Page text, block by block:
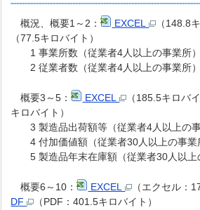
概況、概要1～2： EXCEL （148.8
（77.5キロバイト）
1 事業所数（従業者4人以上の事業所）
2 従業者数（従業者4人以上の事業所）
概要3～5： EXCEL （185.5キロバ
キロバイト）
3 製造品出荷額等（従業者4人以上の事
4 付加価値額（従業者30人以上の事業
5 製造品年末在庫額（従業者30人以上
概要6～10： EXCEL （エクセル：
DF
（PDF：401.5キロバイト）